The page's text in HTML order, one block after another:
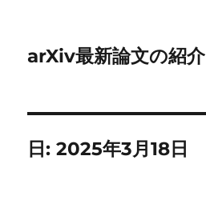
arXiv最新論文の紹介
日:2025年3月18日